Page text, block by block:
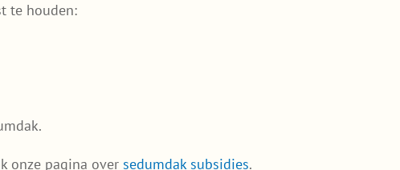
te houden:
onze pagina oversedumdak subsidies.